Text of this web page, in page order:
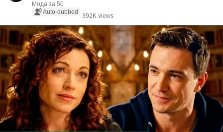
Мода за 50
Auto-dubbed
392K views